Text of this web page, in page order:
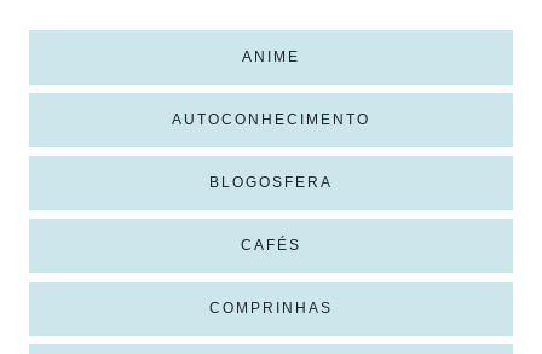
ANIME
AUTOCONHECIMENTO
BLOGOSFERA
CAFÉS
COMPRINHAS